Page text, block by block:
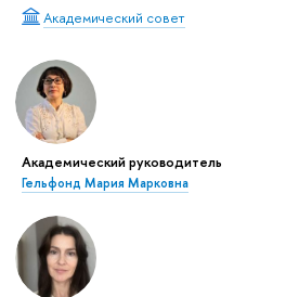
Академический совет
Академический руководитель
Гельфонд Мария Марковна